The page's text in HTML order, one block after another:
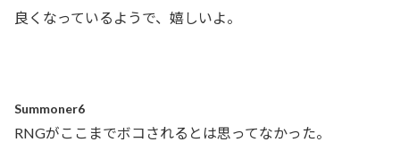
良くなっているようで、嬉しいよ。
Summoner6
RNGがここまでボコされるとは思ってなかった。